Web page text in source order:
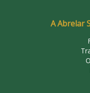
A Abrelar